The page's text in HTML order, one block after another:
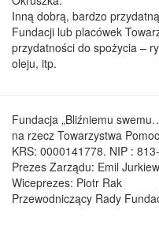
Inną dobrą, bardzo
Fundacji lub placówek
przydatności do spożycia –
oleju, itp.
Fundacja „Bliźniemu
na rzecz Towarzystwa
KRS: 0000141778. NIP :
Prezes Zarządu: Emil
Wiceprezes: Piotr Rak
Przewodniczący Rady